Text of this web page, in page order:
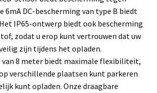
6mA DC-bescherming van type B biedt
IP65-ontwerp biedt ook bescherming
zodat u erop kunt vertrouwen dat uw
zijn tijdens het opladen.
8 meter biedt maximale flexibiliteit,
verschillende plaatsen kunt parkeren
kunt opladen. Onze draagbare